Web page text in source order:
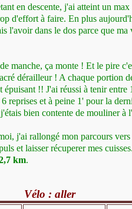
en descente, j'ai atteint un
d'effort à faire. En plus
l'avoir dans le dos parce que ma
manche, ça monte ! Et le pire
dérailleur ! A chaque portion
épuisant !! J'ai réussi à tenir entre
reprises et à peine 1' pour la
bien contente de mouliner à
j'ai rallongé mon parcours
et laisser récuperer mes
km.
Vélo : aller